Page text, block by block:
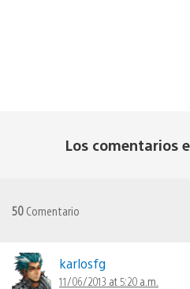
Los comentarios
50 Comentario
karlosfg
11/06/2013 at 5:20 a.m.